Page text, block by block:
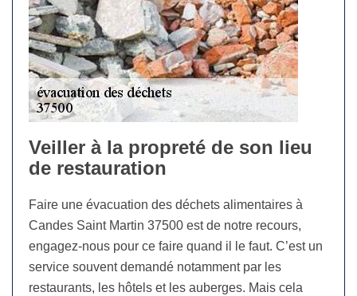
Veiller à la propreté de son lieu
de restauration
Faire une évacuation des déchets alimentaires à
Candes Saint Martin 37500 est de notre recours,
engagez-nous pour ce faire quand il le faut. C’est un
service souvent demandé notamment par les
restaurants, les hôtels et les auberges. Mais cela